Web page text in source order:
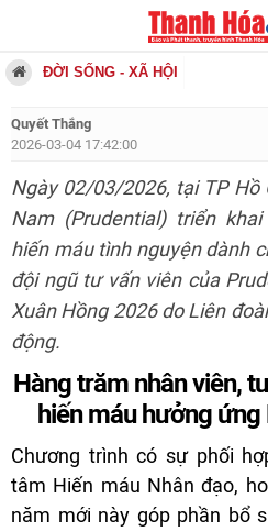
ĐỜI SỐNG - XÃ HỘI
Quyết Thắng
2026-03-04 17:42:00
Ngày 02/03/2026, tại TP Hồ
Nam (Prudential) triển
hiến máu tình nguyện dành
đội ngũ tư vấn viên của
Xuân Hồng 2026 do Liên
động.
Hàng trăm nhân viên,
hiến máu hưởng ứng
Chương trình có sự phối
tâm Hiến máu Nhân đạo,
năm mới này góp phần bổ